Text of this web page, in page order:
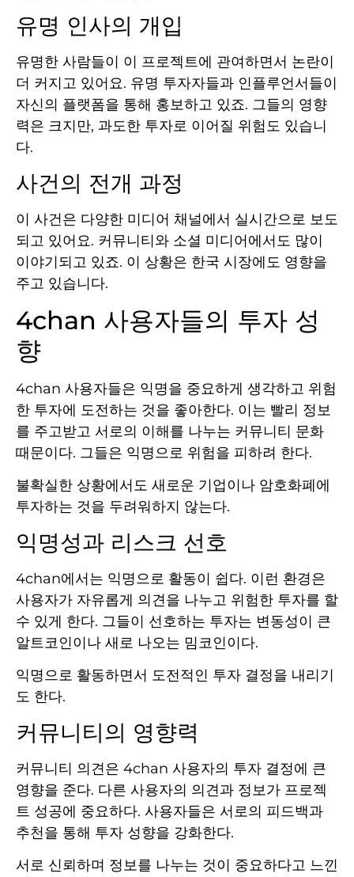
유명 인사의 개입
유명한 사람들이 이 프로젝트에 관여하면서 논란이
더 커지고 있어요. 유명 투자자들과 인플루언서들이
자신의 플랫폼을 통해 홍보하고 있죠. 그들의 영향
력은 크지만, 과도한 투자로 이어질 위험도 있습니
다.
사건의 전개 과정
이 사건은 다양한 미디어 채널에서 실시간으로 보도
되고 있어요. 커뮤니티와 소셜 미디어에서도 많이
이야기되고 있죠. 이 상황은 한국 시장에도 영향을
주고 있습니다.
4chan 사용자들의 투자 성
향
4chan 사용자들은 익명을 중요하게 생각하고 위험
한 투자에 도전하는 것을 좋아한다. 이는 빨리 정보
를 주고받고 서로의 이해를 나누는 커뮤니티 문화
때문이다. 그들은 익명으로 위험을 피하려 한다.
불확실한 상황에서도 새로운 기업이나 암호화폐에
투자하는 것을 두려워하지 않는다.
익명성과 리스크 선호
4chan에서는 익명으로 활동이 쉽다. 이런 환경은
사용자가 자유롭게 의견을 나누고 위험한 투자를 할
수 있게 한다. 그들이 선호하는 투자는 변동성이 큰
알트코인이나 새로 나오는 밈코인이다.
익명으로 활동하면서 도전적인 투자 결정을 내리기
도 한다.
커뮤니티의 영향력
커뮤니티 의견은 4chan 사용자의 투자 결정에 큰
영향을 준다. 다른 사용자의 의견과 정보가 프로젝
트 성공에 중요하다. 사용자들은 서로의 피드백과
추천을 통해 투자 성향을 강화한다.
서로 신뢰하며 정보를 나누는 것이 중요하다고 느낀